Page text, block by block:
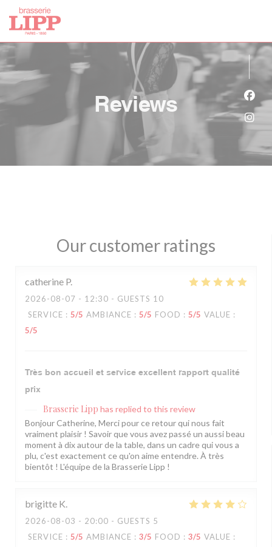
Personalizing your cookie choices
Reviews
Our customer ratings
catherine P
2026-08-07 - 12:30 - GUESTS 10
SERVICE : 5/5 AMBIANCE : 5/5 FOOD : 5/5 VALUE :
5/5
Très bon accueil et service excellent rapport qualité
prix
Brasserie Lipp has replied to this review
Bonjour Catherine, Merci pour ce retour qui nous fait
vraiment plaisir ! Savoir que vous avez passé un aussi beau
moment à dix autour de la table, dans un cadre qui vous a
plu, c'est exactement ce qu'on aime entendre. À très
bientôt ! L'équipe de la Brasserie Lipp !
brigitte K
2026-08-03 - 20:00 - GUESTS 5
SERVICE : 5/5 AMBIANCE : 3/5 FOOD : 3/5 VALUE :